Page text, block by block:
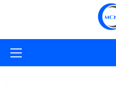
primario